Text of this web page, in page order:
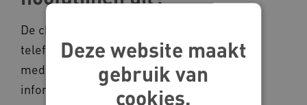
De chatbot is een applicatie op de mobiele
telefoon die de administratieve last voor
medewerkers vermindert door de juiste
informatie op de juiste plek op het juiste
Deze website maakt
gebruik van
cookies.